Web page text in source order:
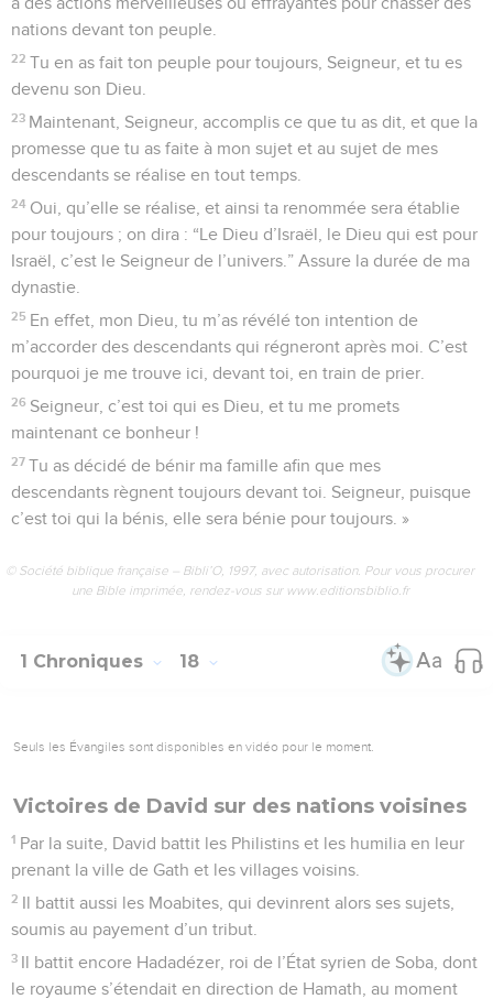
nations devant ton peuple.
22 Tu en as fait ton peuple pour toujours, Seigneur, et tu es
devenu son Dieu.
23 Maintenant, Seigneur, accomplis ce que tu as dit, et que la
promesse que tu as faite à mon sujet et au sujet de mes
descendants se réalise en tout temps.
24 Oui, qu’elle se réalise, et ainsi ta renommée sera établie
pour toujours ; on dira : “Le Dieu d’Israël, le Dieu qui est pour
Israël, c’est le Seigneur de l’univers.” Assure la durée de ma
dynastie.
25 En effet, mon Dieu, tu m’as révélé ton intention de
m’accorder des descendants qui régneront après moi. C’est
pourquoi je me trouve ici, devant toi, en train de prier.
26 Seigneur, c’est toi qui es Dieu, et tu me promets
maintenant ce bonheur !
27 Tu as décidé de bénir ma famille afin que mes
descendants règnent toujours devant toi. Seigneur, puisque
c’est toi qui la bénis, elle sera bénie pour toujours. »
© Société biblique française – Bibli’O, 1997, avec autorisation. Pour vous procurer
une Bible imprimée, rendez-vous sur www.editionsbiblio.fr
1 Chroniques 18
Seuls les Évangiles sont disponibles en vidéo pour le moment.
Victoires de David sur des nations voisines
1 Par la suite, David battit les Philistins et les humilia en leur
prenant la ville de Gath et les villages voisins.
2 Il battit aussi les Moabites, qui devinrent alors ses sujets,
soumis au payement d’un tribut.
3 Il battit encore Hadadézer, roi de l’État syrien de Soba, dont
le royaume s’étendait en direction de Hamath, au moment